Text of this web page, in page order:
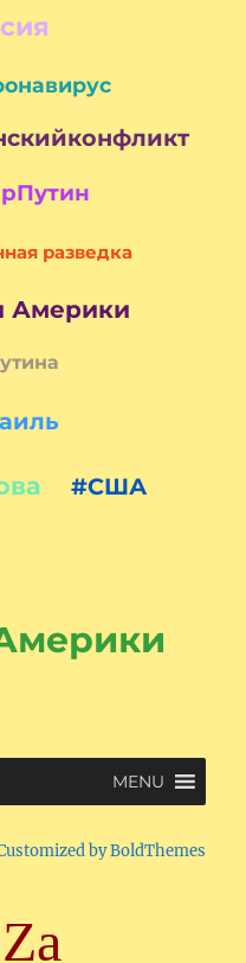
разведка
Америки
#США
MENU
by BoldThemes